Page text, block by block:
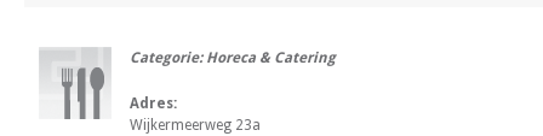
Categorie: Horeca & Catering
Adres:
Wijkermeerweg 23a